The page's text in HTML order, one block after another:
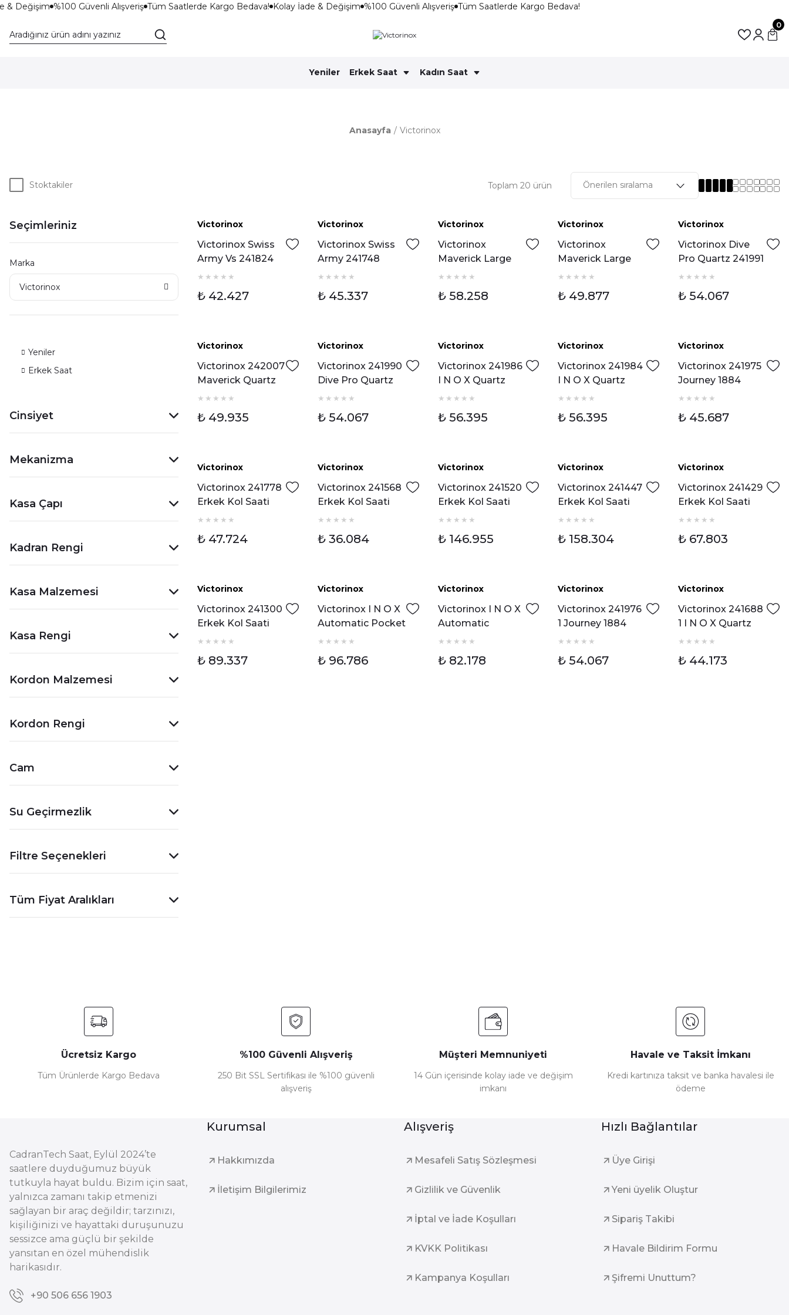
& Değişim %100 Güvenli Alışveriş Tüm Saatlerde Kargo Bedava! Kolay İade & Değişim %100 Güvenli Alışveriş Tüm Saatlerde Kargo Bedava!
0
Yeniler Erkek Saat Kadın Saat
Anasayfa Victorinox
Stoktakiler Toplam 20 ürün
Seçimleriniz
Marka
Victorinox
Yeniler
Erkek Saat
Cinsiyet
Mekanizma
Kasa Çapı
Kadran Rengi
Kasa Malzemesi
Kasa Rengi
Kordon Malzemesi
Kordon Rengi
Cam
Su Geçirmezlik
Filtre Seçenekleri
Tüm Fiyat Aralıkları
Yeni
Victorinox
Victorinox Swiss
Army Vs 241824
Maverick Quartz
₺ 42.427
Yeni
Victorinox
Victorinox Swiss
Army 241748
Alliance
Erkek Kol Saati
₺ 45.337
Yeni
Victorinox
Victorinox
Maverick Large
Quartz 242008
₺ 58.258
Yeni
Victorinox
Victorinox
Maverick Large
241934 Erkek Kol
₺ 49.877
Yeni
Victorinox
Victorinox Dive
Pro Quartz 241991
Erkek Kol Saati
₺ 54.067
Yeni
Victorinox
Victorinox 242007
Maverick Quartz
Erkek Kol Saati
₺ 49.935
Yeni
Victorinox
Victorinox 241990
Dive Pro Quartz
Erkek Kol Saati
₺ 54.067
Yeni
Victorinox
Victorinox 241986
I N O X Quartz
Erkek Kol Saati
₺ 56.395
Yeni
Victorinox
Victorinox 241984
I N O X Quartz
Erkek Kol Saati
₺ 56.395
Yeni
Victorinox
Victorinox 241975
Journey 1884
Quartz Erkek Kol
₺ 45.687
Yeni
Victorinox
Victorinox 241778
Erkek Kol Saati
₺ 47.724
Yeni
Victorinox
Victorinox 241568
Erkek Kol Saati
₺ 36.084
Yeni
Victorinox
Victorinox 241520
Erkek Kol Saati
₺ 146.955
Yeni
Victorinox
Victorinox 241447
Erkek Kol Saati
₺ 158.304
Yeni
Victorinox
Victorinox 241429
Erkek Kol Saati
₺ 67.803
Yeni
Victorinox
Victorinox 241300
Erkek Kol Saati
₺ 89.337
Yeni
Victorinox
Victorinox I N O X
Automatic Pocket
Knife Set 242022.1
₺ 96.786
Yeni
Victorinox
Victorinox I N O X
Automatic
242018.1 Erkek Kol
₺ 82.178
Yeni
Victorinox
Victorinox 241976
1 Journey 1884
Quartz Erkek Kol
₺ 54.067
Yeni
Victorinox
Victorinox 241688
1 I N O X Quartz
Erkek Kol Saati
₺ 44.173
Ücretsiz Kargo
Tüm Ürünlerde Kargo Bedava
%100 Güvenli Alışveriş
250 Bit SSL Sertifikası ile %100 güvenli
alışveriş
Müşteri Memnuniyeti
14 Gün içerisinde kolay iade ve değişim
imkanı
Havale ve Taksit İmkanı
Kredi kartınıza taksit ve banka havalesi ile
ödeme
CadranTech Saat, Eylül 2024’te
saatlere duyduğumuz büyük
tutkuyla hayat buldu. Bizim için saat,
yalnızca zamanı takip etmenizi
sağlayan bir araç değildir; tarzınızı,
kişiliğinizi ve hayattaki duruşunuzu
sessizce ama güçlü bir şekilde
yansıtan en özel mühendislik
harikasıdır.
+90 506 656 1903
Kurumsal
Hakkımızda
İletişim Bilgilerimiz
Alışveriş
Mesafeli Satış Sözleşmesi
Gizlilik ve Güvenlik
İptal ve İade Koşulları
KVKK Politikası
Kampanya Koşulları
Hızlı Bağlantılar
Üye Girişi
Yeni üyelik Oluştur
Sipariş Takibi
Havale Bildirim Formu
Şifremi Unuttum?